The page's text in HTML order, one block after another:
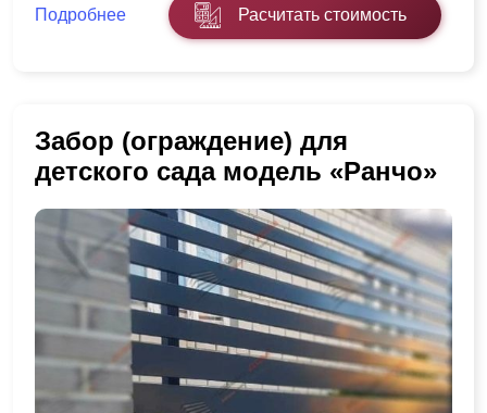
Подробнее Расчитать стоимость
Забор (ограждение) для
детского сада модель «Ранчо»